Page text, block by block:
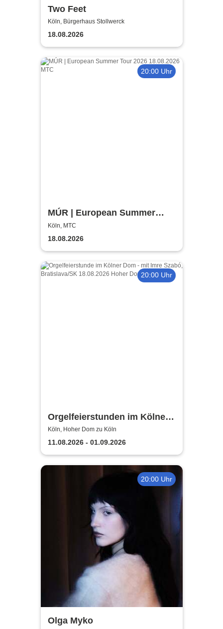
Two Feet
Köln, Bürgerhaus Stollwerck
18.08.2026
20:00 Uhr
MÚR | European Summer
Tour 2026
Köln, MTC
18.08.2026
20:00 Uhr
Orgelfeierstunden im Kölner
Dom
Köln, Hoher Dom zu Köln
11.08.2026 - 01.09.2026
20:00 Uhr
Olga Myko